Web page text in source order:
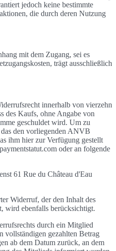
jedoch keine bestimmte
die durch deren Nutzung
mit dem Zugang, sei es
trägt ausschließlich
innerhalb von vierzehn
des Kaufs, ohne Angabe von
geschuldet wird. Um zu
den vorliegenden ANVB
ihm hier zur Verfügung gestellt
oder an folgende
61 Rue du Château d'Eau
Widerruf, der den Inhalt des
wird ebenfalls berücksichtigt.
durch ein Mitglied
vollständigen gezahlten Betrag
ab dem Datum zurück, an dem